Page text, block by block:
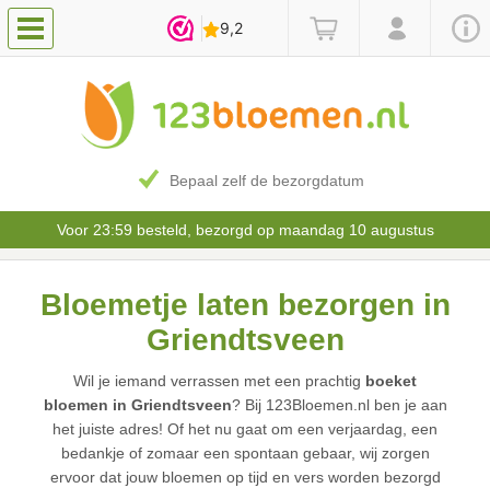
Bepaal zelf de bezorgdatum
Voor 23:59 besteld, bezorgd op maandag 10 augustus
Bloemetje laten bezorgen in
Griendtsveen
Wil je iemand verrassen met een prachtig boeket
bloemen in Griendtsveen? Bij 123Bloemen.nl ben je aan
het juiste adres! Of het nu gaat om een verjaardag, een
bedankje of zomaar een spontaan gebaar, wij zorgen
ervoor dat jouw bloemen op tijd en vers worden bezorgd